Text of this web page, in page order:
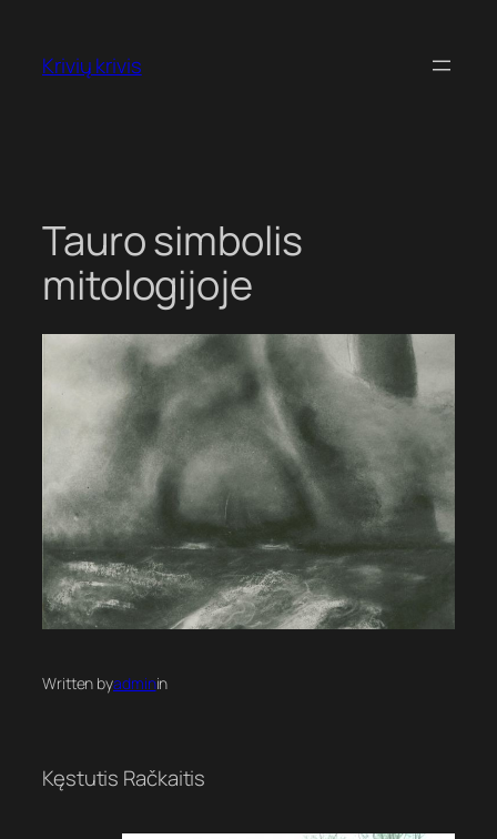
turinioKrivių krivis
Tauro simbolis
mitologijoje
Written byadminin
Kęstutis Račkaitis